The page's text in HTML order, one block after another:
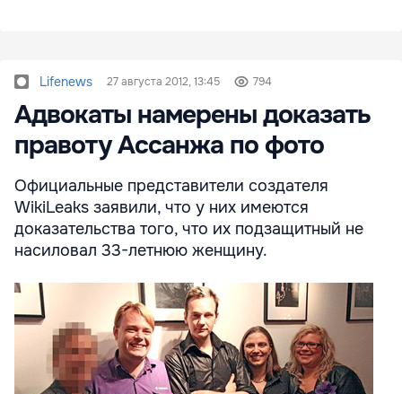
Lifenews 27 августа 2012, 13:45 794
Адвокаты намерены доказать
правоту Ассанжа по фото
Официальные представители создателя
WikiLeaks заявили, что у них имеются
доказательства того, что их подзащитный не
насиловал 33-летнюю женщину.